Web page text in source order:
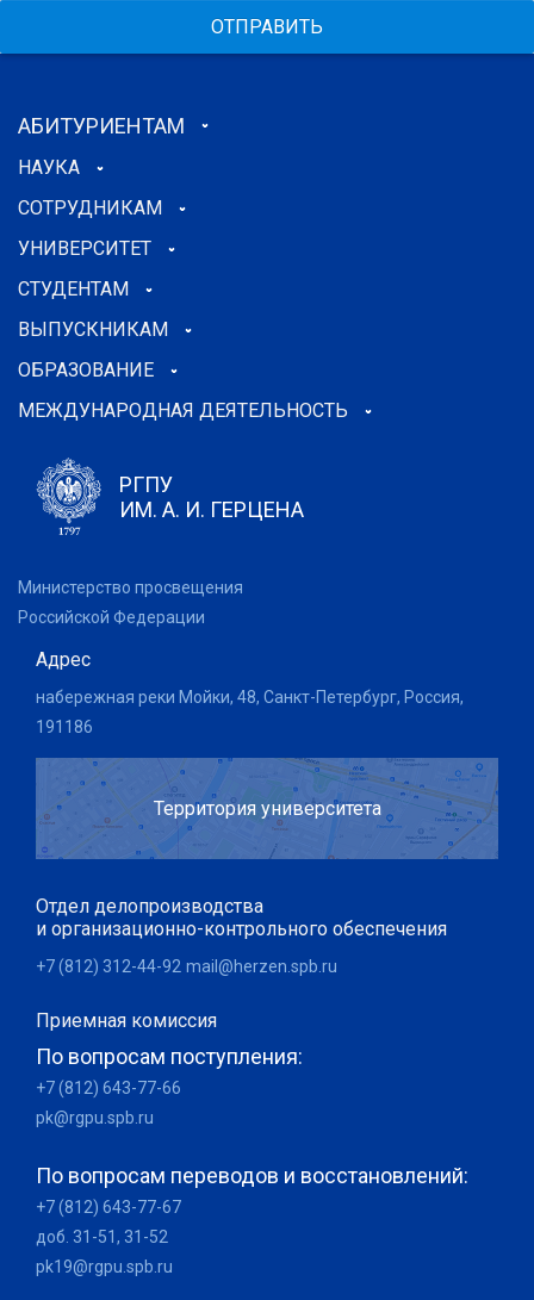
ОТПРАВИТЬ
АБИТУРИЕНТАМ
НАУКА
СОТРУДНИКАМ
УНИВЕРСИТЕТ
СТУДЕНТАМ
ВЫПУСКНИКАМ
ОБРАЗОВАНИЕ
МЕЖДУНАРОДНАЯ ДЕЯТЕЛЬНОСТЬ
РГПУ
ИМ. А. И. ГЕРЦЕНА
Министерство просвещения
Российской Федерации
Адрес
набережная реки Мойки, 48, Санкт-Петербург, Россия,
191186
Территория университета
Отдел делопроизводства
и организационно-контрольного обеспечения
+7 (812) 312-44-92 mail@herzen.spb.ru
Приемная комиссия
По вопросам поступления:
+7 (812) 643-77-66
pk@rgpu.spb.ru
По вопросам переводов и восстановлений:
+7 (812) 643-77-67
доб. 31-51, 31-52
pk19@rgpu.spb.ru